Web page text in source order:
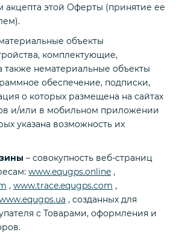
акцепта этой Оферты (принятие ее
объекты
комплектующие,
также нематериальные объекты
обеспечение, подписки,
о которых размещена на сайтах
и/или в мобильном приложении
указана возможность их
– совокупность веб-страниц
www.equgps.online ,
, www.trace.equgps.com ,
, созданных для
с Товарами, оформления и